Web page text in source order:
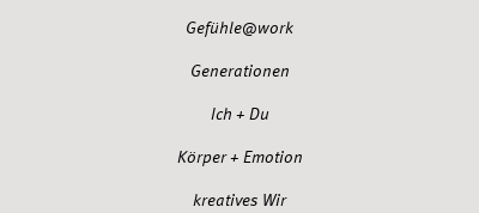
Gefühle@work
Generationen
Ich + Du
Körper + Emotion
kreatives Wir